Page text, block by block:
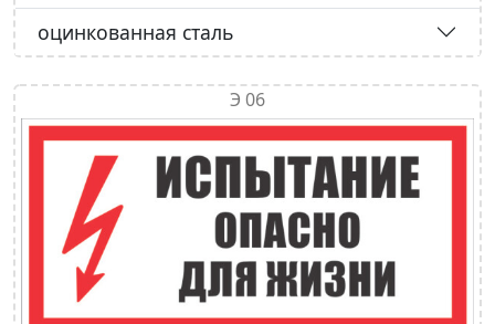
оцинкованная сталь
Э 06